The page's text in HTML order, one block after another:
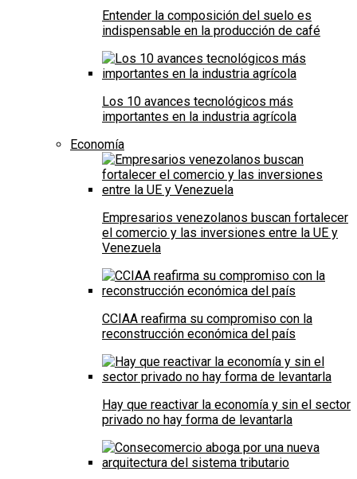
Entender la composición del suelo es
indispensable en la producción de café
Los 10 avances tecnológicos más
importantes en la industria agrícola
Economía
Empresarios venezolanos buscan fortalecer
el comercio y las inversiones entre la UE y
Venezuela
CCIAA reafirma su compromiso con la
reconstrucción económica del país
Hay que reactivar la economía y sin el sector
privado no hay forma de levantarla